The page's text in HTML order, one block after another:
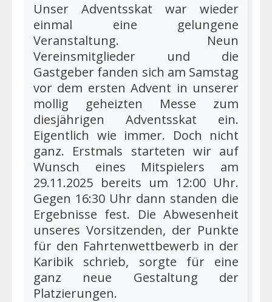
Unser Adventsskat war wieder
einmal eine gelungene
Veranstaltung. Neun
Vereinsmitglieder und die
Gastgeber fanden sich am Samstag
vor dem ersten Advent in unserer
mollig geheizten Messe zum
diesjährigen Adventsskat ein.
Eigentlich wie immer. Doch nicht
ganz. Erstmals starteten wir auf
Wunsch eines Mitspielers am
29.11.2025 bereits um 12:00 Uhr.
Gegen 16:30 Uhr dann standen die
Ergebnisse fest. Die Abwesenheit
unseres Vorsitzenden, der Punkte
für den Fahrtenwettbewerb in der
Karibik schrieb, sorgte für eine
ganz neue Gestaltung der
Platzierungen.